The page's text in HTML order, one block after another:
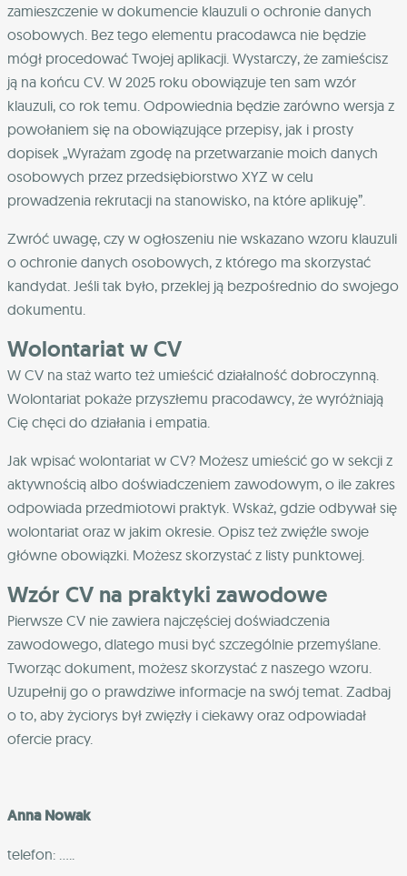
zamieszczenie w dokumencie klauzuli o ochronie danych
osobowych. Bez tego elementu pracodawca nie będzie
mógł procedować Twojej aplikacji. Wystarczy, że zamieścisz
ją na końcu CV. W 2025 roku obowiązuje ten sam wzór
klauzuli, co rok temu. Odpowiednia będzie zarówno wersja z
powołaniem się na obowiązujące przepisy, jak i prosty
dopisek „Wyrażam zgodę na przetwarzanie moich danych
osobowych przez przedsiębiorstwo XYZ w celu
prowadzenia rekrutacji na stanowisko, na które aplikuję”.
Zwróć uwagę, czy w ogłoszeniu nie wskazano wzoru klauzuli
o ochronie danych osobowych, z którego ma skorzystać
kandydat. Jeśli tak było, przeklej ją bezpośrednio do swojego
dokumentu.
Wolontariat w CV
W CV na staż warto też umieścić działalność dobroczynną.
Wolontariat pokaże przyszłemu pracodawcy, że wyróżniają
Cię chęci do działania i empatia.
Jak wpisać wolontariat w CV? Możesz umieścić go w sekcji z
aktywnością albo doświadczeniem zawodowym, o ile zakres
odpowiada przedmiotowi praktyk. Wskaż, gdzie odbywał się
wolontariat oraz w jakim okresie. Opisz też zwięźle swoje
główne obowiązki. Możesz skorzystać z listy punktowej.
Wzór CV na praktyki zawodowe
Pierwsze CV nie zawiera najczęściej doświadczenia
zawodowego, dlatego musi być szczególnie przemyślane.
Tworząc dokument, możesz skorzystać z naszego wzoru.
Uzupełnij go o prawdziwe informacje na swój temat. Zadbaj
o to, aby życiorys był zwięzły i ciekawy oraz odpowiadał
ofercie pracy.
Anna Nowak
telefon: …..